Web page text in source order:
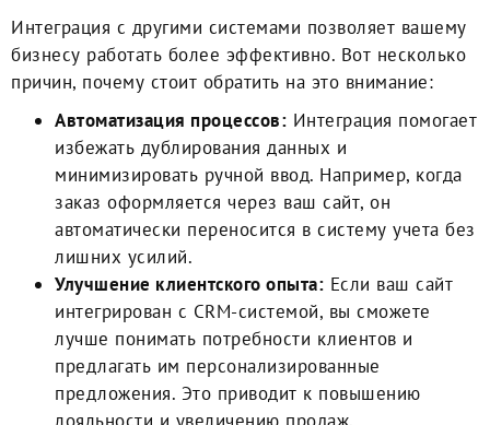
Интеграция с другими системами позволяет вашему
бизнесу работать более эффективно. Вот несколько
причин, почему стоит обратить на это внимание:
Автоматизация процессов: Интеграция помогает
избежать дублирования данных и
минимизировать ручной ввод. Например, когда
заказ оформляется через ваш сайт, он
автоматически переносится в систему учета без
лишних усилий.
Улучшение клиентского опыта: Если ваш сайт
интегрирован с CRM-системой, вы сможете
лучше понимать потребности клиентов и
предлагать им персонализированные
предложения. Это приводит к повышению